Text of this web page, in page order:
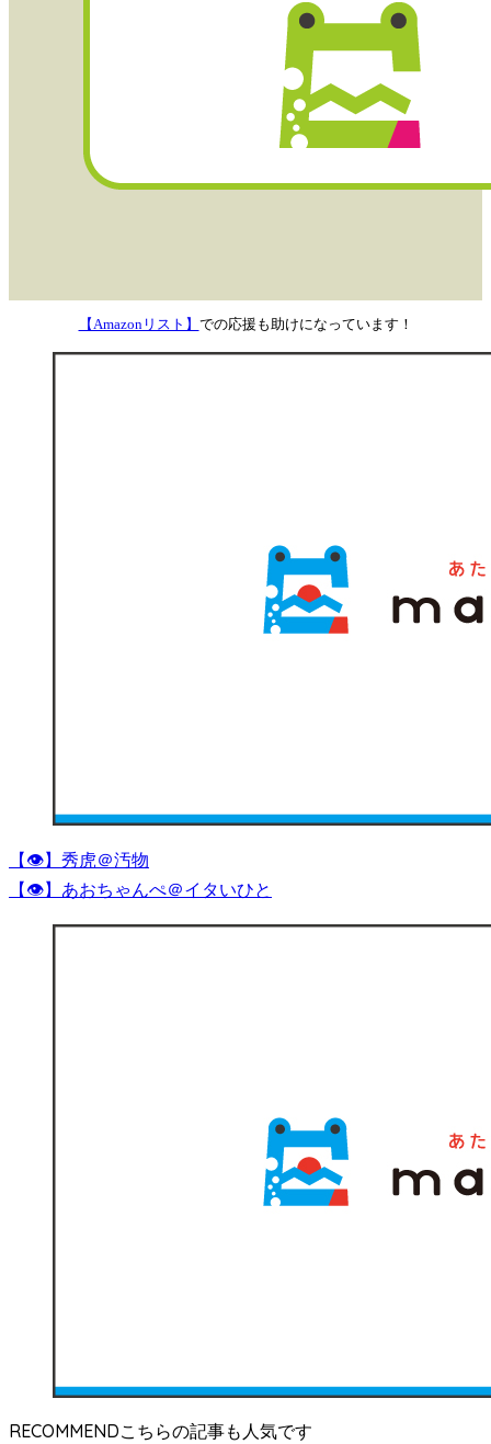
【Amazonリスト】 での応援も助けになっています！
【👁】秀虎＠汚物
【👁】あおちゃんぺ＠イタいひと
RECOMMEND